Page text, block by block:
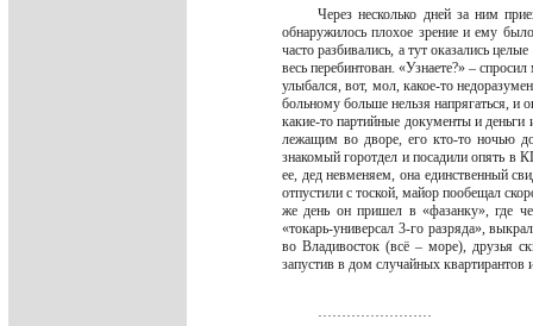
Через несколько дней за ним
обнаружилось плохое зрение и ему
часто разбивались, а тут оказались
весь перебинтован. «Узнаете?» –
улыбался, вот, мол, какое-то
больному больше нельзя напрягаться,
какие-то партийные документы и
лежащим во дворе, его кто-то ночью
знакомый горотдел и посадили опять в
ее, дед невменяем, она единственный
отпустили с тоской, майор пообещал
же день он пришел в «фазанку», где
«токарь-универсал 3-го разряда»,
во Владивосток (всё – море), друзья
запустив в дом случайных квартирантов
……………………